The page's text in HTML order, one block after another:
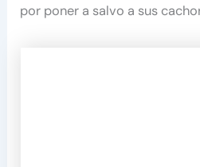
por poner a salvo a sus